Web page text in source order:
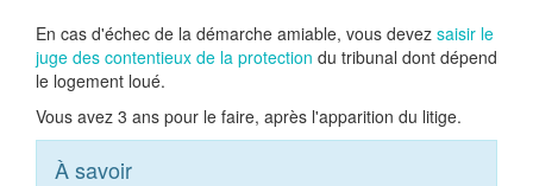
En cas d'échec de la démarche amiable, vous devez saisir le
juge des contentieux de la protection du tribunal dont dépend
le logement loué.
Vous avez 3 ans pour le faire, après l'apparition du litige.
À savoir